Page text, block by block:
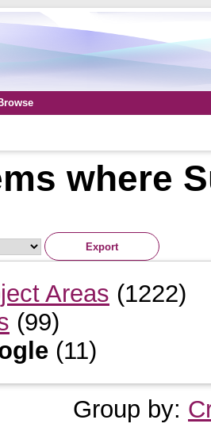
where
Areas (1222)
(99)
(11)
Group by: